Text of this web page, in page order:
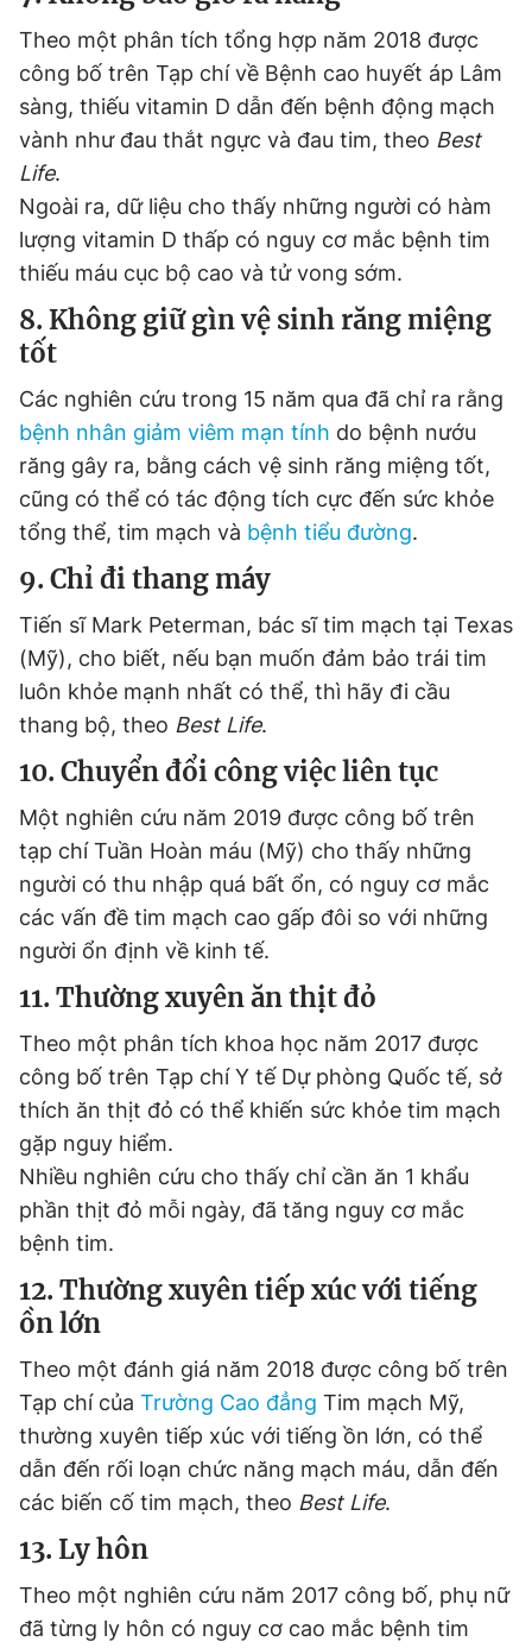
Theo một phân tích tổng hợp năm 2018 được
công bố trên Tạp chí về Bệnh cao huyết áp Lâm
sàng, thiếu vitamin D dẫn đến bệnh động mạch
vành như đau thắt ngực và đau tim, theo Best
Life.
Ngoài ra, dữ liệu cho thấy những người có hàm
lượng vitamin D thấp có nguy cơ mắc bệnh tim
thiếu máu cục bộ cao và tử vong sớm.
8. Không giữ gìn vệ sinh răng miệng
tốt
Các nghiên cứu trong 15 năm qua đã chỉ ra rằng
bệnh nhân giảm viêm mạn tính do bệnh nướu
răng gây ra, bằng cách vệ sinh răng miệng tốt,
cũng có thể có tác động tích cực đến sức khỏe
tổng thể, tim mạch và bệnh tiểu đường.
9. Chỉ đi thang máy
Tiến sĩ Mark Peterman, bác sĩ tim mạch tại Texas
(Mỹ), cho biết, nếu bạn muốn đảm bảo trái tim
luôn khỏe mạnh nhất có thể, thì hãy đi cầu
thang bộ, theo Best Life.
10. Chuyển đổi công việc liên tục
Một nghiên cứu năm 2019 được công bố trên
tạp chí Tuần Hoàn máu (Mỹ) cho thấy những
người có thu nhập quá bất ổn, có nguy cơ mắc
các vấn đề tim mạch cao gấp đôi so với những
người ổn định về kinh tế.
11. Thường xuyên ăn thịt đỏ
Theo một phân tích khoa học năm 2017 được
công bố trên Tạp chí Y tế Dự phòng Quốc tế, sở
thích ăn thịt đỏ có thể khiến sức khỏe tim mạch
gặp nguy hiểm.
Nhiều nghiên cứu cho thấy chỉ cần ăn 1 khẩu
phần thịt đỏ mỗi ngày, đã tăng nguy cơ mắc
bệnh tim.
12. Thường xuyên tiếp xúc với tiếng
ồn lớn
Theo một đánh giá năm 2018 được công bố trên
Tạp chí của Trường Cao đẳng Tim mạch Mỹ,
thường xuyên tiếp xúc với tiếng ồn lớn, có thể
dẫn đến rối loạn chức năng mạch máu, dẫn đến
các biến cố tim mạch, theo Best Life.
13. Ly hôn
Theo một nghiên cứu năm 2017 công bố, phụ nữ
đã từng ly hôn có nguy cơ cao mắc bệnh tim